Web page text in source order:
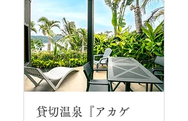
貸切温泉『アカゲ